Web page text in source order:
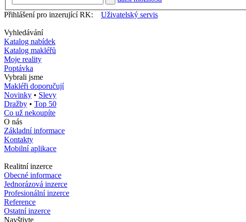
Přihlášení pro inzerující RK:
Uživatelský servis
Vyhledávání
Katalog nabídek
Katalog makléřů
Moje reality
Poptávka
Vybrali jsme
Makléři doporučují
Novinky • Slevy
Dražby • Top 50
Co už nekoupíte
O nás
Základní informace
Kontakty
Mobilní aplikace
Realitní inzerce
Obecné informace
Jednorázová inzerce
Profesionální inzerce
Reference
Ostatní inzerce
Navštivte